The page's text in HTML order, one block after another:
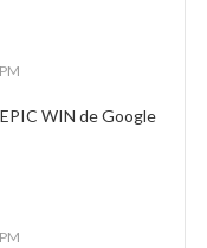
WIN de Google